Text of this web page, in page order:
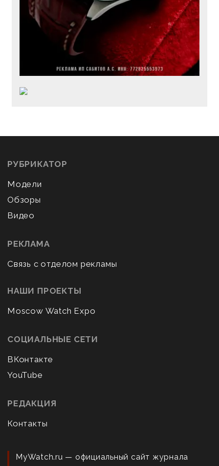
РУБРИКАТОР
Модели
Обзоры
Видео
РЕКЛАМА
Связь с отделом рекламы
НАШИ ПРОЕКТЫ
Moscow Watch Expo
СОЦИАЛЬНЫЕ СЕТИ
ВКонтакте
YouTube
РЕДАКЦИЯ
Контакты
MyWatch.ru — официальный сайт журнала